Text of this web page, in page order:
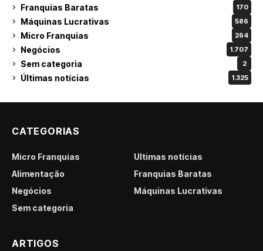
Franquias Baratas 170
Máquinas Lucrativas 586
Micro Franquias 264
Negócios 1.707
Sem categoria 2
Últimas notícias 1.325
CATEGORIAS
Micro Franquias
Últimas notícias
Alimentação
Franquias Baratas
Negócios
Máquinas Lucrativas
Sem categoria
ARTIGOS